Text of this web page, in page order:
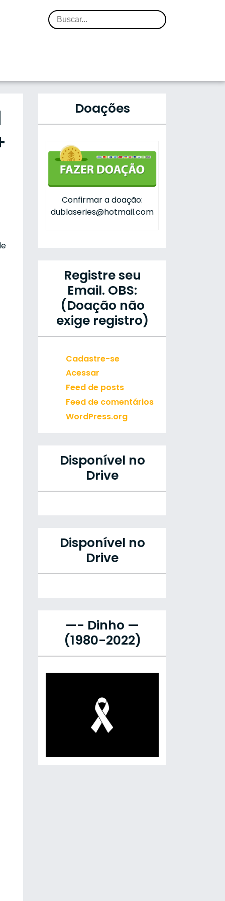
Doações
Confirmar a doação:
dublaseries@hotmail.com
Registre seu
Email. OBS:
(Doação não
exige registro)
Cadastre-se
Acessar
Feed de posts
Feed de comentários
WordPress.org
Disponível no
Drive
Disponível no
Drive
—- Dinho —
(1980-2022)